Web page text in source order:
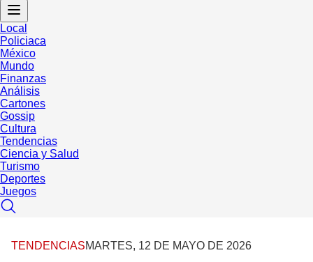
Local
Policiaca
México
Mundo
Finanzas
Análisis
Cartones
Gossip
Cultura
Tendencias
Ciencia y Salud
Turismo
Deportes
Juegos
TENDENCIASMARTES, 12 DE MAYO DE 2026